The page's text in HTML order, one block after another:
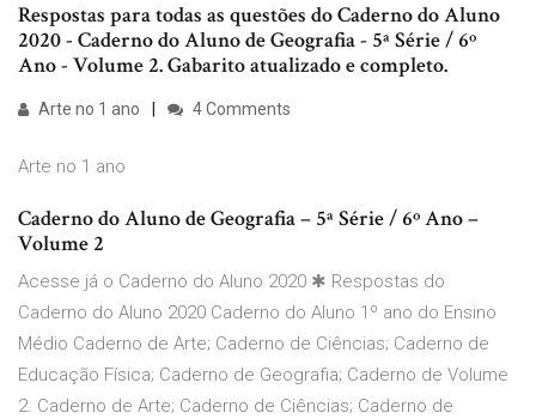
Respostas para todas as questões do Caderno do Aluno
2020 - Caderno do Aluno de Geografia - 5ª Série / 6º
Ano - Volume 2. Gabarito atualizado e completo.
Arte no 1 ano 4 Comments
Arte no 1 ano
Caderno do Aluno de Geografia – 5ª Série / 6º Ano –
Volume 2
Acesse já o Caderno do Aluno 2020 ✱ Respostas do
Caderno do Aluno 2020 Caderno do Aluno 1º ano do Ensino
Médio Caderno de Arte; Caderno de Ciências; Caderno de
Educação Física; Caderno de Geografia; Caderno de Volume
2. Caderno de Arte; Caderno de Ciências; Caderno de